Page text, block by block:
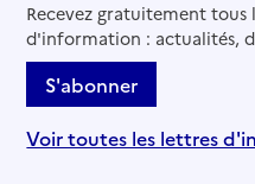
Recevez gratuitement
d'information : actualités,
S'abonner
Voir toutes les lettres